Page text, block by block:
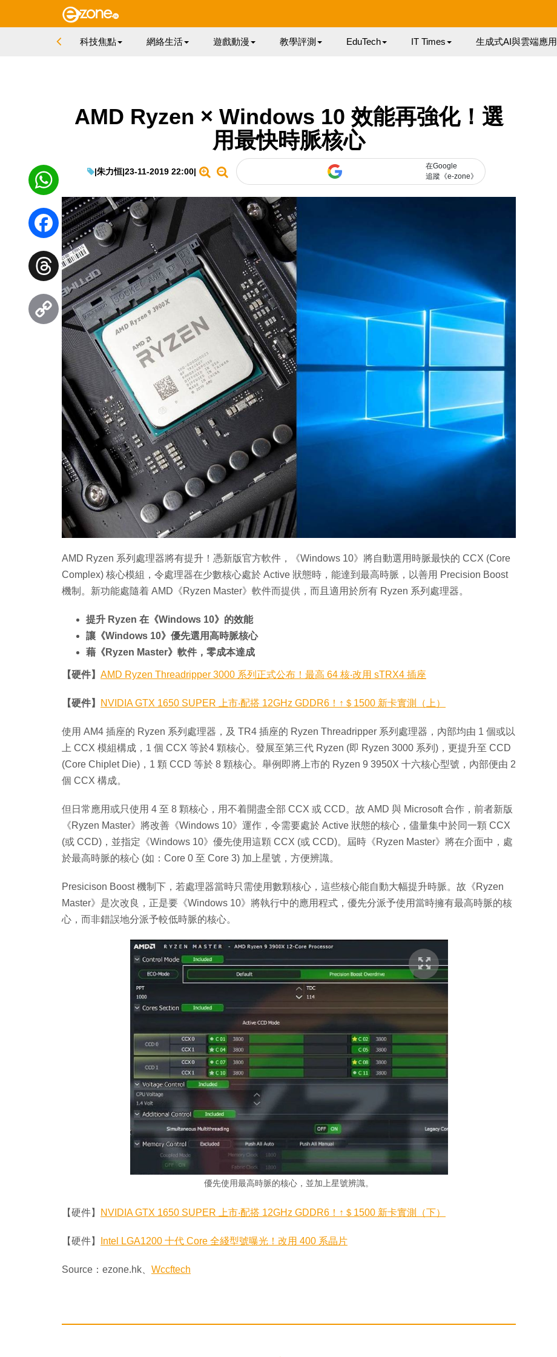
科技焦點 網絡生活 遊戲動漫 教學評測 EduTech IT Times 生成式AI與雲端應用
AMD Ryzen × Windows 10 效能再強化！選
用最快時脈核心
|朱力恒|23-11-2019 22:00|
在Google
追蹤《e-zone》
AMD Ryzen 系列處理器將有提升！憑新版官方軟件，《Windows 10》將自動選用時脈最快的 CCX (Core
Complex) 核心模組，令處理器在少數核心處於 Active 狀態時，能達到最高時脈，以善用 Precision Boost
機制。新功能處隨着 AMD《Ryzen Master》軟件而提供，而且適用於所有 Ryzen 系列處理器。
提升 Ryzen 在《Windows 10》的效能
讓《Windows 10》優先選用高時脈核心
藉《Ryzen Master》軟件，零成本達成
【硬件】 AMD Ryzen Threadripper 3000 系列正式公布！最高 64 核‧改用 sTRX4 插座
【硬件】 NVIDIA GTX 1650 SUPER 上市‧配搭 12GHz GDDR6！↑＄1500 新卡實測（上）
使用 AM4 插座的 Ryzen 系列處理器，及 TR4 插座的 Ryzen Threadripper 系列處理器，內部均由 1 個或以
上 CCX 模組構成，1 個 CCX 等於4 顆核心。發展至第三代 Ryzen (即 Ryzen 3000 系列)，更提升至 CCD
(Core Chiplet Die)，1 顆 CCD 等於 8 顆核心。舉例即將上市的 Ryzen 9 3950X 十六核心型號，內部便由 2
個 CCX 構成。
但日常應用或只使用 4 至 8 顆核心，用不着開盡全部 CCX 或 CCD。故 AMD 與 Microsoft 合作，前者新版
《Ryzen Master》將改善《Windows 10》運作，令需要處於 Active 狀態的核心，儘量集中於同一顆 CCX
(或 CCD)，並指定《Windows 10》優先使用這顆 CCX (或 CCD)。屆時《Ryzen Master》將在介面中，處
於最高時脈的核心 (如：Core 0 至 Core 3) 加上星號，方便辨識。
Presicison Boost 機制下，若處理器當時只需使用數顆核心，這些核心能自動大幅提升時脈。故《Ryzen
Master》是次改良，正是要《Windows 10》將執行中的應用程式，優先分派予使用當時擁有最高時脈的核
心，而非錯誤地分派予較低時脈的核心。
優先使用最高時脈的核心，並加上星號辨識。
【硬件】 NVIDIA GTX 1650 SUPER 上市‧配搭 12GHz GDDR6！↑＄1500 新卡實測（下）
【硬件】 Intel LGA1200 十代 Core 全綫型號曝光！改用 400 系晶片
Source：ezone.hk、 Wccftech
WhatsApp
Facebook
Threads
Copy
Link